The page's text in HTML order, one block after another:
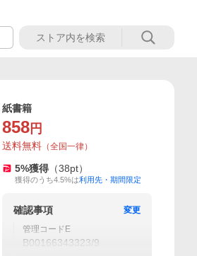
紙書籍
858 円
送料無料 （全国一律）
5%獲得 （38pt）
獲得のうち4.5%は利用先・期間限定
確認事項
変更
管理コードE
B00166343323/9